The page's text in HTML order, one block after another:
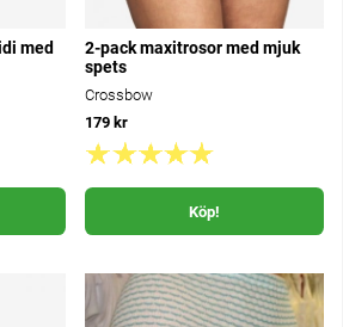
med
2-pack maxitrosor med mjuk
spets
Crossbow
179 kr
Köp!